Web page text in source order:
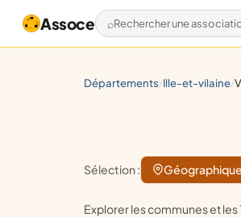
Assoce Rechercher une
départements/ ille-et-vilaine/
Sélection : Géographique
Explorer les communes et